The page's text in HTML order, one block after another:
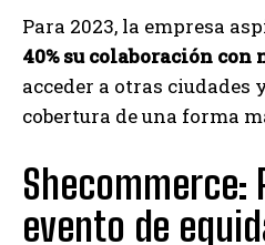
Para 2023, la empresa
40% su colaboración con
acceder a otras ciudades
cobertura de una forma
Shecommerce:
evento de